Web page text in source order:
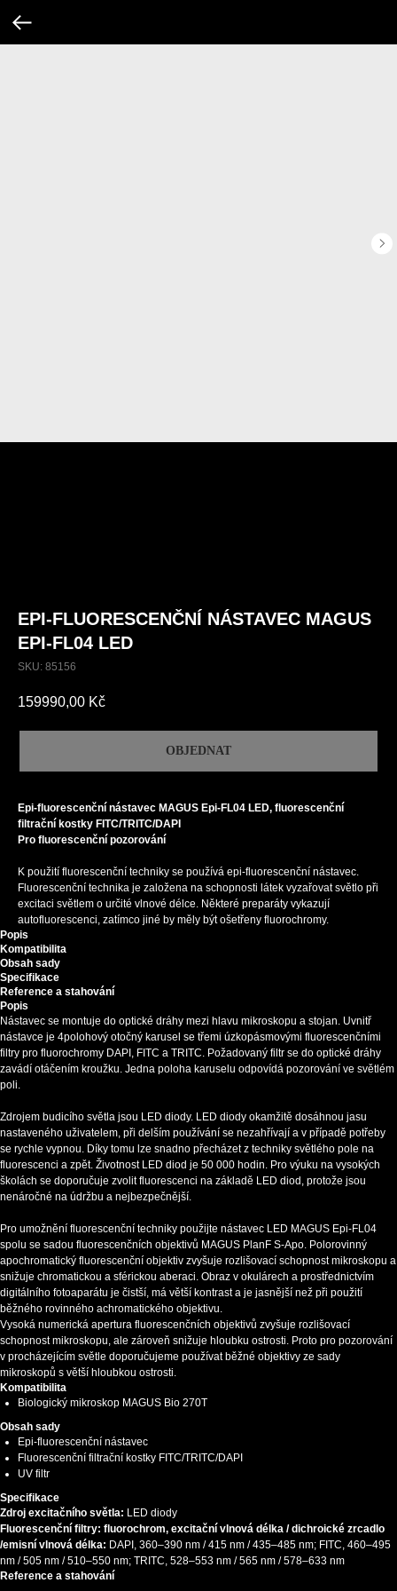
EPI-FLUORESCENČNÍ NÁSTAVEC MAGUS
EPI-FL04 LED
SKU: 85156
159990,00 Kč
OBJEDNAT
Epi-fluorescenční nástavec MAGUS Epi-FL04 LED, fluorescenční
filtrační kostky FITC/TRITC/DAPI
Pro fluorescenční pozorování
K použití fluorescenční techniky se používá epi-fluorescenční nástavec.
Fluorescenční technika je založena na schopnosti látek vyzařovat světlo při
excitaci světlem o určité vlnové délce. Některé preparáty vykazují
autofluorescenci, zatímco jiné by měly být ošetřeny fluorochromy.
Popis
Kompatibilita
Obsah sady
Specifikace
Reference a stahování
Popis
Nástavec se montuje do optické dráhy mezi hlavu mikroskopu a stojan. Uvnitř
nástavce je 4polohový otočný karusel se třemi úzkopásmovými fluorescenčními
filtry pro fluorochromy DAPI, FITC a TRITC. Požadovaný filtr se do optické dráhy
zavádí otáčením kroužku. Jedna poloha karuselu odpovídá pozorování ve světlém
poli.
Zdrojem budicího světla jsou LED diody. LED diody okamžitě dosáhnou jasu
nastaveného uživatelem, při delším používání se nezahřívají a v případě potřeby
se rychle vypnou. Díky tomu lze snadno přecházet z techniky světlého pole na
fluorescenci a zpět. Životnost LED diod je 50 000 hodin. Pro výuku na vysokých
školách se doporučuje zvolit fluorescenci na základě LED diod, protože jsou
nenáročné na údržbu a nejbezpečnější.
Pro umožnění fluorescenční techniky použijte nástavec LED MAGUS Epi-FL04
spolu se sadou fluorescenčních objektivů MAGUS PlanF S-Apo. Polorovinný
apochromatický fluorescenční objektiv zvyšuje rozlišovací schopnost mikroskopu a
snižuje chromatickou a sférickou aberaci. Obraz v okulárech a prostřednictvím
digitálního fotoaparátu je čistší, má větší kontrast a je jasnější než při použití
běžného rovinného achromatického objektivu.
Vysoká numerická apertura fluorescenčních objektivů zvyšuje rozlišovací
schopnost mikroskopu, ale zároveň snižuje hloubku ostrosti. Proto pro pozorování
v procházejícím světle doporučujeme používat běžné objektivy ze sady
mikroskopů s větší hloubkou ostrosti.
Kompatibilita
Biologický mikroskop MAGUS Bio 270T
Obsah sady
Epi-fluorescenční nástavec
Fluorescenční filtrační kostky FITC/TRITC/DAPI
UV filtr
Specifikace
Zdroj excitačního světla: LED diody
Fluorescenční filtry: fluorochrom, excitační vlnová délka / dichroické zrcadlo
/emisní vlnová délka: DAPI, 360–390 nm / 415 nm / 435–485 nm; FITC, 460–495
nm / 505 nm / 510–550 nm; TRITC, 528–553 nm / 565 nm / 578–633 nm
Reference a stahování